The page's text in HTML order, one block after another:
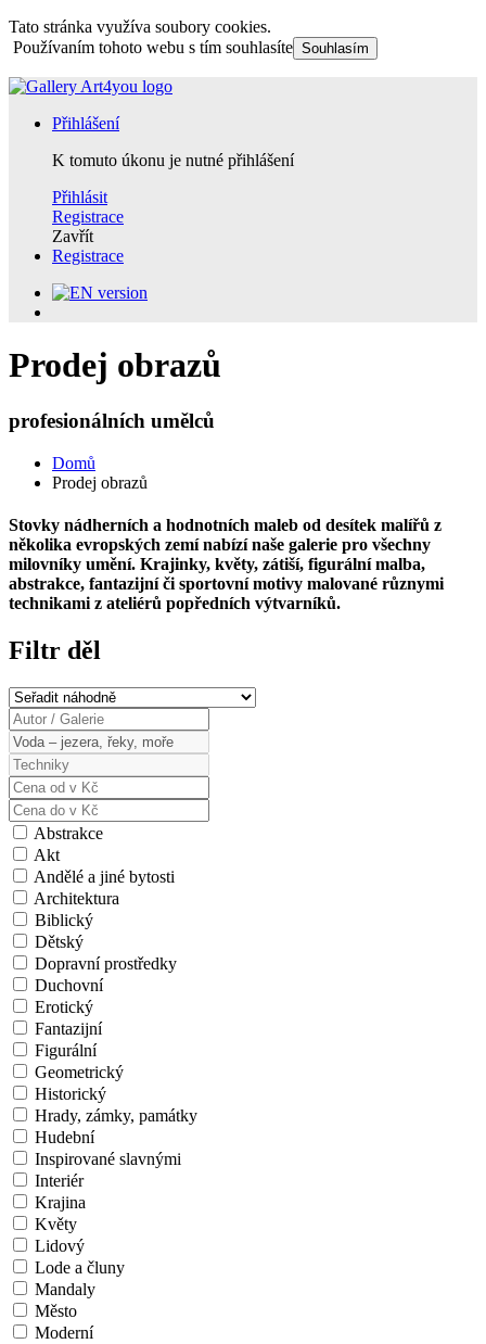
Tato stránka využíva soubory cookies.
Používaním tohoto webu s tím souhlasíte Souhlasím
Přihlášení
K tomuto úkonu je nutné přihlášení
Přihlásit
Registrace
Zavřít
Registrace
Prodej obrazů
profesionálních umělců
Domů
Prodej obrazů
Stovky nádherních a hodnotních maleb od desítek malířů z
několika evropských zemí nabízí naše galerie pro všechny
milovníky umění. Krajinky, květy, zátiší, figurální malba,
abstrakce, fantazijní či sportovní motivy malované různymi
technikami z ateliérů popředních výtvarníků.
Filtr děl
Abstrakce
Akt
Andělé a jiné bytosti
Architektura
Biblický
Dětský
Dopravní prostředky
Duchovní
Erotický
Fantazijní
Figurální
Geometrický
Historický
Hrady, zámky, památky
Hudební
Inspirované slavnými
Interiér
Krajina
Květy
Lidový
Lode a čluny
Mandaly
Město
Moderní